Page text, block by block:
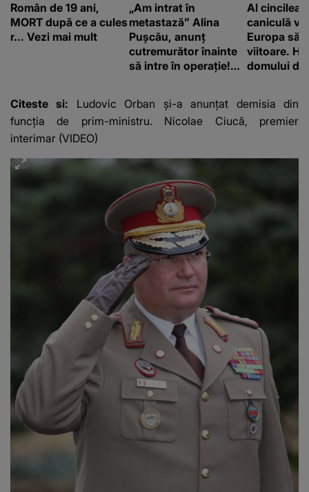
Român de 19 ani,
MORT după ce a cules
r... Vezi mai mult
„Am intrat în
metastază” Alina
Pușcău, anunț
cutremurător înainte
să intre în operație!
fanilor
Al cincilea
caniculă
Europa
viitoare.
domului de
Citeste si: Ludovic Orban și-a anunțat demisia din
funcţia de prim-ministru. Nicolae Ciucă, premier
interimar (VIDEO)